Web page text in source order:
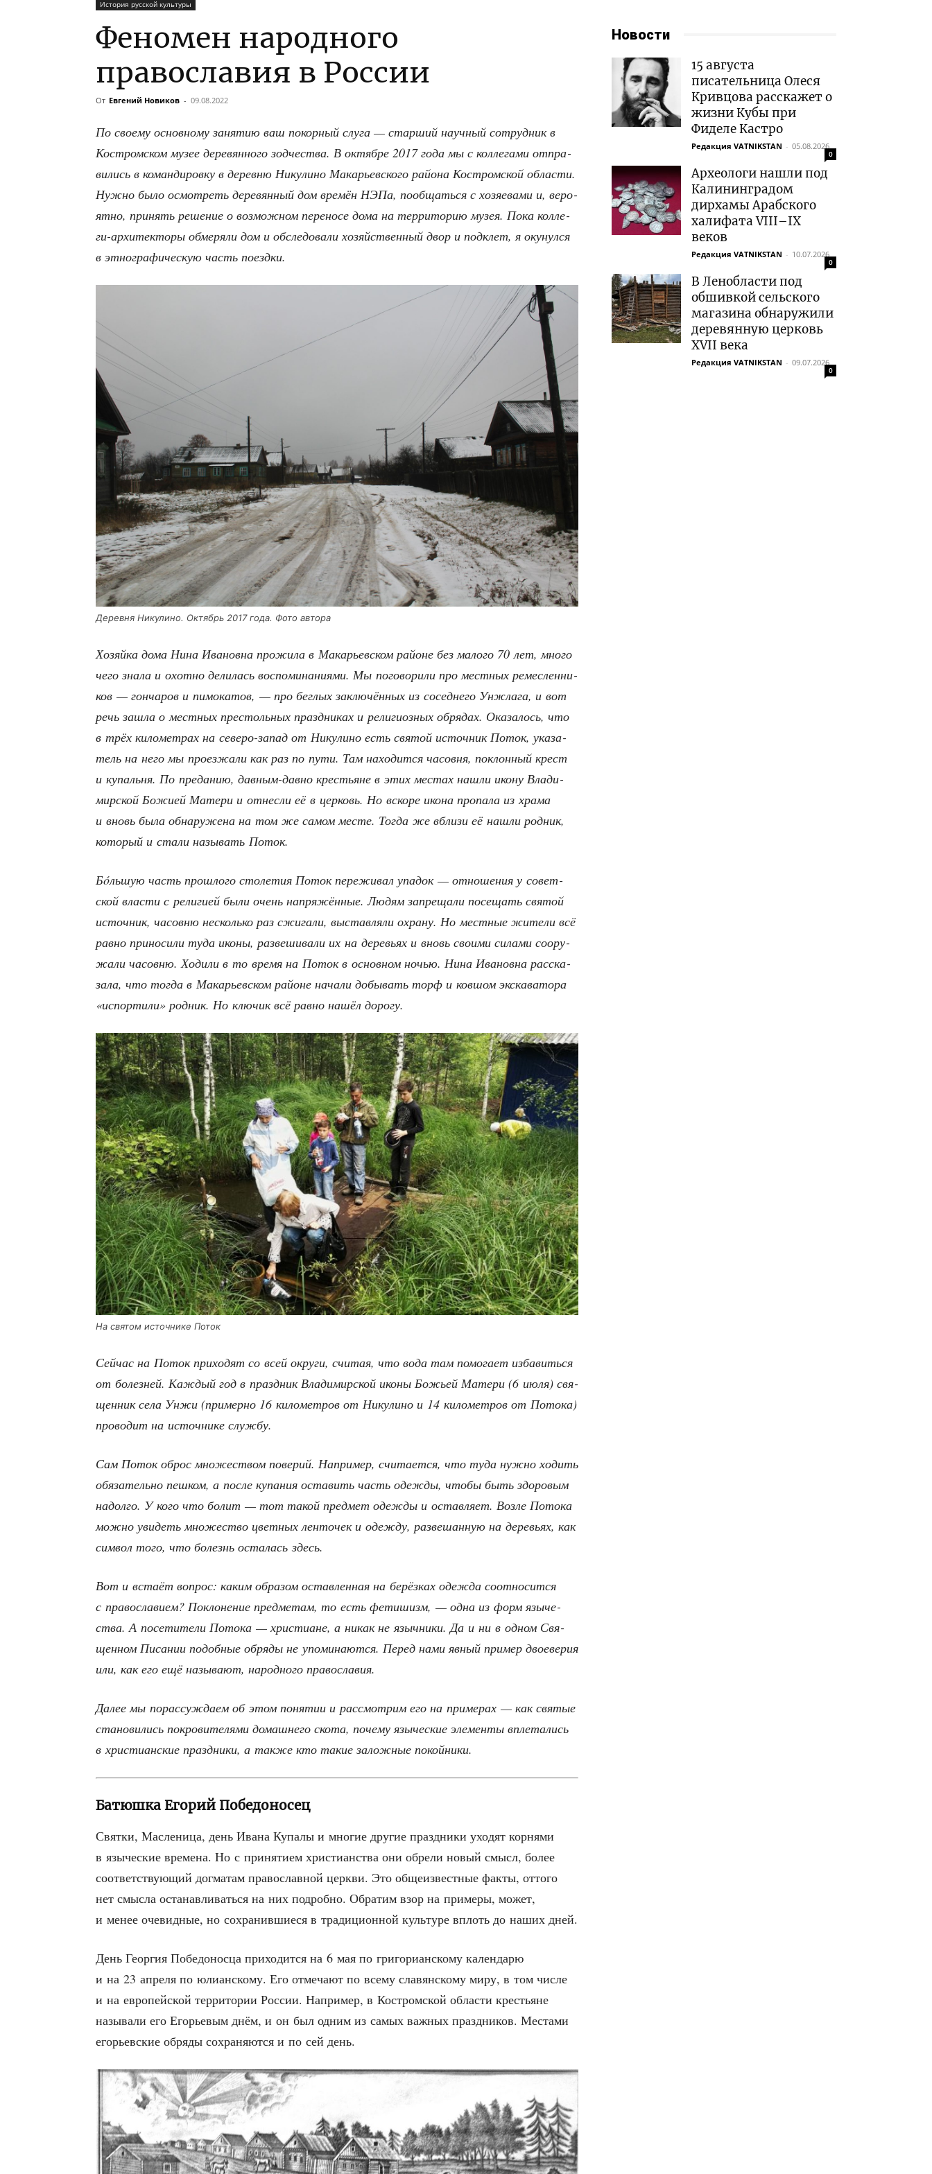
История русской культуры
Феномен народного
православия в России
От Евгений Новиков - 09.08.2022
По сво­е­му основ­но­му заня­тию ваш покор­ный слу­га — стар­ший науч­ный сотруд­ник в
Костром­ском музее дере­вян­но­го зод­че­ства. В октяб­ре 2017 года мы с кол­ле­га­ми отпра­
ви­лись в коман­ди­ров­ку в дерев­ню Нику­ли­но Мака­рьев­ско­го рай­о­на Костром­ской обла­сти.
Нуж­но было осмот­реть дере­вян­ный дом вре­мён НЭПа, пооб­щать­ся с хозя­е­ва­ми и, веро­
ят­но, при­нять реше­ние о воз­мож­ном пере­но­се дома на тер­ри­то­рию музея. Пока кол­ле­
ги-архи­тек­то­ры обме­ря­ли дом и обсле­до­ва­ли хозяй­ствен­ный двор и под­клет, я оку­нул­ся
в этно­гра­фи­че­скую часть поездки.
Дерев­ня Нику­ли­но. Октябрь 2017 года. Фото автора
Хозяй­ка дома Нина Ива­нов­на про­жи­ла в Мака­рьев­ском рай­оне без мало­го 70 лет, мно­го
чего зна­ла и охот­но дели­лась вос­по­ми­на­ни­я­ми. Мы пого­во­ри­ли про мест­ных ремес­лен­ни­
ков — гон­ча­ров и пимо­ка­тов, — про бег­лых заклю­чён­ных из сосед­не­го Унж­ла­га, и вот
речь зашла о мест­ных пре­столь­ных празд­ни­ках и рели­ги­оз­ных обря­дах. Ока­за­лось, что
в трёх кило­мет­рах на севе­ро-запад от Нику­ли­но есть свя­той источ­ник Поток, ука­за­
тель на него мы про­ез­жа­ли как раз по пути. Там нахо­дит­ся часов­ня, поклон­ный крест
и купаль­ня. По пре­да­нию, дав­ным-дав­но кре­стьяне в этих местах нашли ико­ну Вла­ди­
мир­ской Божи­ей Мате­ри и отнес­ли её в цер­ковь. Но вско­ре ико­на про­па­ла из хра­ма
и вновь была обна­ру­же­на на том же самом месте. Тогда же вбли­зи её нашли род­ник,
кото­рый и ста­ли назы­вать Поток.
Бóль­шую часть про­шло­го сто­ле­тия Поток пере­жи­вал упа­док — отно­ше­ния у совет­
ской вла­сти с рели­ги­ей были очень напря­жён­ные. Людям запре­ща­ли посе­щать свя­той
источ­ник, часов­ню несколь­ко раз сжи­га­ли, выстав­ля­ли охра­ну. Но мест­ные жите­ли всё
рав­но при­но­си­ли туда ико­ны, раз­ве­ши­ва­ли их на дере­вьях и вновь сво­и­ми сила­ми соору­
жа­ли часов­ню. Ходи­ли в то вре­мя на Поток в основ­ном ночью. Нина Ива­нов­на рас­ска­
за­ла, что тогда в Мака­рьев­ском рай­оне нача­ли добы­вать торф и ков­шом экс­ка­ва­то­ра
«испор­ти­ли» род­ник. Но клю­чик всё рав­но нашёл дорогу.
На свя­том источ­ни­ке Поток
Сей­час на Поток при­хо­дят со всей окру­ги, счи­тая, что вода там помо­га­ет изба­вить­ся
от болез­ней. Каж­дый год в празд­ник Вла­ди­мир­ской ико­ны Божьей Мате­ри (6 июля) свя­
щен­ник села Унжи (при­мер­но 16 кило­мет­ров от Нику­ли­но и 14 кило­мет­ров от Пото­ка)
про­во­дит на источ­ни­ке службу.
Сам Поток оброс мно­же­ством пове­рий. Напри­мер, счи­та­ет­ся, что туда нуж­но ходить
обя­за­тель­но пеш­ком, а после купа­ния оста­вить часть одеж­ды, что­бы быть здо­ро­вым
надол­го. У кого что болит — тот такой пред­мет одеж­ды и остав­ля­ет. Воз­ле Пото­ка
мож­но уви­деть мно­же­ство цвет­ных лен­то­чек и одеж­ду, раз­ве­шан­ную на дере­вьях, как
сим­вол того, что болезнь оста­лась здесь.
Вот и вста­ёт вопрос: каким обра­зом остав­лен­ная на берёз­ках одеж­да соот­но­сит­ся
с пра­во­сла­ви­ем? Покло­не­ние пред­ме­там, то есть фети­шизм, — одна из форм язы­че­
ства. А посе­ти­те­ли Пото­ка — хри­сти­ане, а никак не языч­ни­ки. Да и ни в одном Свя­
щен­ном Писа­нии подоб­ные обря­ды не упо­ми­на­ют­ся. Перед нами явный при­мер двое­ве­рия
или, как его ещё назы­ва­ют, народ­но­го православия.
Далее мы порас­суж­да­ем об этом поня­тии и рас­смот­рим его на при­ме­рах — как свя­тые
ста­но­ви­лись покро­ви­те­ля­ми домаш­не­го ско­та, поче­му язы­че­ские эле­мен­ты впле­та­лись
в хри­сти­ан­ские празд­ни­ки, а так­же кто такие залож­ные покойники.
Батюшка Егорий Победоносец
Свят­ки, Мас­ле­ни­ца, день Ива­на Купа­лы и мно­гие дру­гие празд­ни­ки ухо­дят кор­ня­ми
в язы­че­ские вре­ме­на. Но с при­ня­ти­ем хри­сти­ан­ства они обре­ли новый смысл, более
соот­вет­ству­ю­щий дог­ма­там пра­во­слав­ной церк­ви. Это обще­из­вест­ные фак­ты, отто­го
нет смыс­ла оста­нав­ли­вать­ся на них подроб­но. Обра­тим взор на при­ме­ры, может,
и менее оче­вид­ные, но сохра­нив­ши­е­ся в тра­ди­ци­он­ной куль­ту­ре вплоть до наших дней.
День Геор­гия Побе­до­нос­ца при­хо­дит­ся на 6 мая по гри­го­ри­ан­ско­му кален­да­рю
и на 23 апре­ля по юли­ан­ско­му. Его отме­ча­ют по все­му сла­вян­ско­му миру, в том чис­ле
и на евро­пей­ской тер­ри­то­рии Рос­сии. Напри­мер, в Костром­ской обла­сти кре­стьяне
назы­ва­ли его Его­рье­вым днём, и он был одним из самых важ­ных празд­ни­ков. Места­ми
его­рьев­ские обря­ды сохра­ня­ют­ся и по сей день.
Новости
15 августа
писательница Олеся
Кривцова расскажет о
жизни Кубы при
Фиделе Кастро
Редакция VATNIKSTAN - 05.08.2026
0
Археологи нашли под
Калининградом
дирхамы Арабского
халифата VIII–IX
веков
Редакция VATNIKSTAN - 10.07.2026
0
В Ленобласти под
обшивкой сельского
магазина обнаружили
деревянную церковь
XVII века
Редакция VATNIKSTAN - 09.07.2026
0